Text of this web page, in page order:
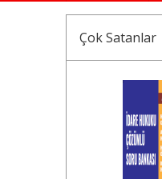
Çok Satanlar